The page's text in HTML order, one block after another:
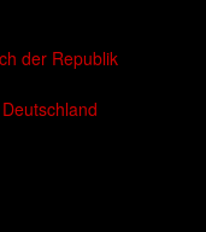
der Republik